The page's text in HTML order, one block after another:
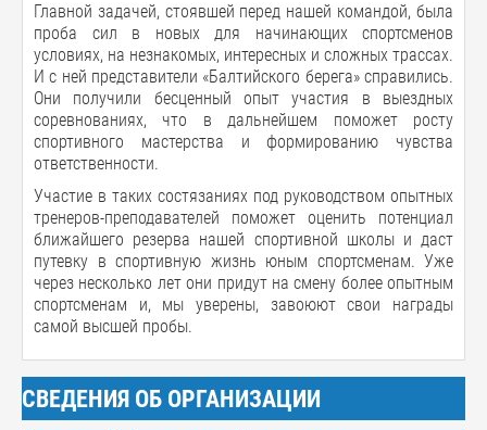
Главной задачей, стоявшей перед нашей командой, была
проба сил в новых для начинающих спортсменов
условиях, на незнакомых, интересных и сложных трассах.
И с ней представители «Балтийского берега» справились.
Они получили бесценный опыт участия в выездных
соревнованиях, что в дальнейшем поможет росту
спортивного мастерства и формированию чувства
ответственности.
Участие в таких состязаниях под руководством опытных
тренеров-преподавателей поможет оценить потенциал
ближайшего резерва нашей спортивной школы и даст
путевку в спортивную жизнь юным спортсменам. Уже
через несколько лет они придут на смену более опытным
спортсменам и, мы уверены, завоюют свои награды
самой высшей пробы.
СВЕДЕНИЯ ОБ ОРГАНИЗАЦИИ